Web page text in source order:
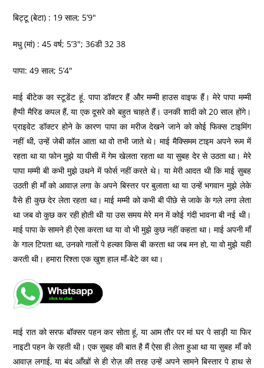
बिट्टू (बेटा) : 19 साल; 5’9″
मधु (मां) : 45 वर्ष; 5’3″; 36डी 32 38
पापा: 49 साल; 5’4″
माई बीटेक का स्टूडेंट हूं. पापा डॉक्टर हैं और मम्मी हाउस वाइफ हैं। मेरे पापा मम्मी
हैप्पी मैरिड कपल हैं, या एक दूसरे को बहुत चाहते हैं। उनकी शादी को 20 साल होंगे।
प्राइवेट डॉक्टर होने के कारण पापा का मरीज देखने जाने को कोई फिक्स टाइमिंग
नहीं थी, उन्हें जेबी कॉल आता था वो तभी जाते थे। माई मैक्सिमम टाइम अपने रूम में
रहता था या फोन मुझे या पीसी में गेम खेलता रहता था या सुबह देर से उठता था। मेरे
पापा मम्मी बी कभी मुझे उथने में फोर्स नहीं करते थे। या मेरी आदत थी कि माई सुबह
उठती ही माँ को आवाज़ लगा के अपने बिस्तर पर बुलाता था या उन्हें भगवान मुझे लेके
वैसे ही कुछ देर लेता रहता था। माई मम्मी को कभी बी पीछे से जाके के गले लगा लेता
था जब वो कुछ कर रही होती थी या उस समय मेरे मन में कोई गंदी भावना बी नई थी।
माई पापा के सामने ही ऐसा करता था या वो भी मुझे कुछ नहीं कहता था। माई अपनी माँ
के गाल टिपता था, उनको गालों पे हल्का किस बी करता था जब मन हो, या वो मुझे यही
करती थी। हमारा रिश्ता एक खुश हाल माँ-बेटे का था।
माई रात को सरफ बॉक्सर पहन कर सोता हूं, या आम तौर पर मां घर पे साड़ी या फिर
नाइटी पहन के रहती थी। एक सुबह की बात है मैं ऐसा ही लेता हुआ था या सुबह माँ को
आवाज़ लगाई, या बंद आँखों से ही रोज़ की तरह उन्हें अपने सामने बिस्तार पे हाथ से